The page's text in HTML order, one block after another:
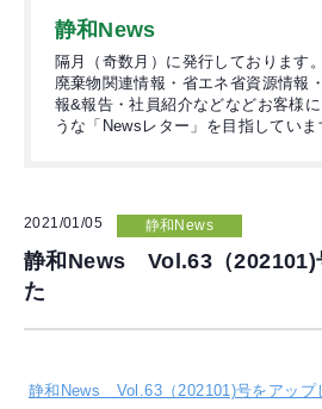
静和News
隔月（奇数月）に発行しております
廃棄物関連情報・省エネ省資源情報
報&報告・社員紹介などなどお客様
うな「Newsレター」を目指していま
2021/01/05 静和News
静和News Vol.63（202101)
た
静和News Vol.63（202101)号をアップ